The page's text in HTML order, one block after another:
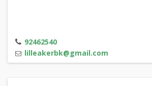
92462540
lilleakerbk@gmail.com